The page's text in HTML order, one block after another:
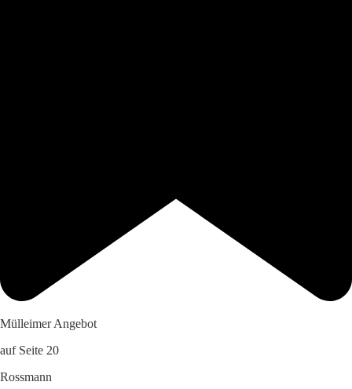
Mülleimer Angebot
auf Seite 20
Rossmann